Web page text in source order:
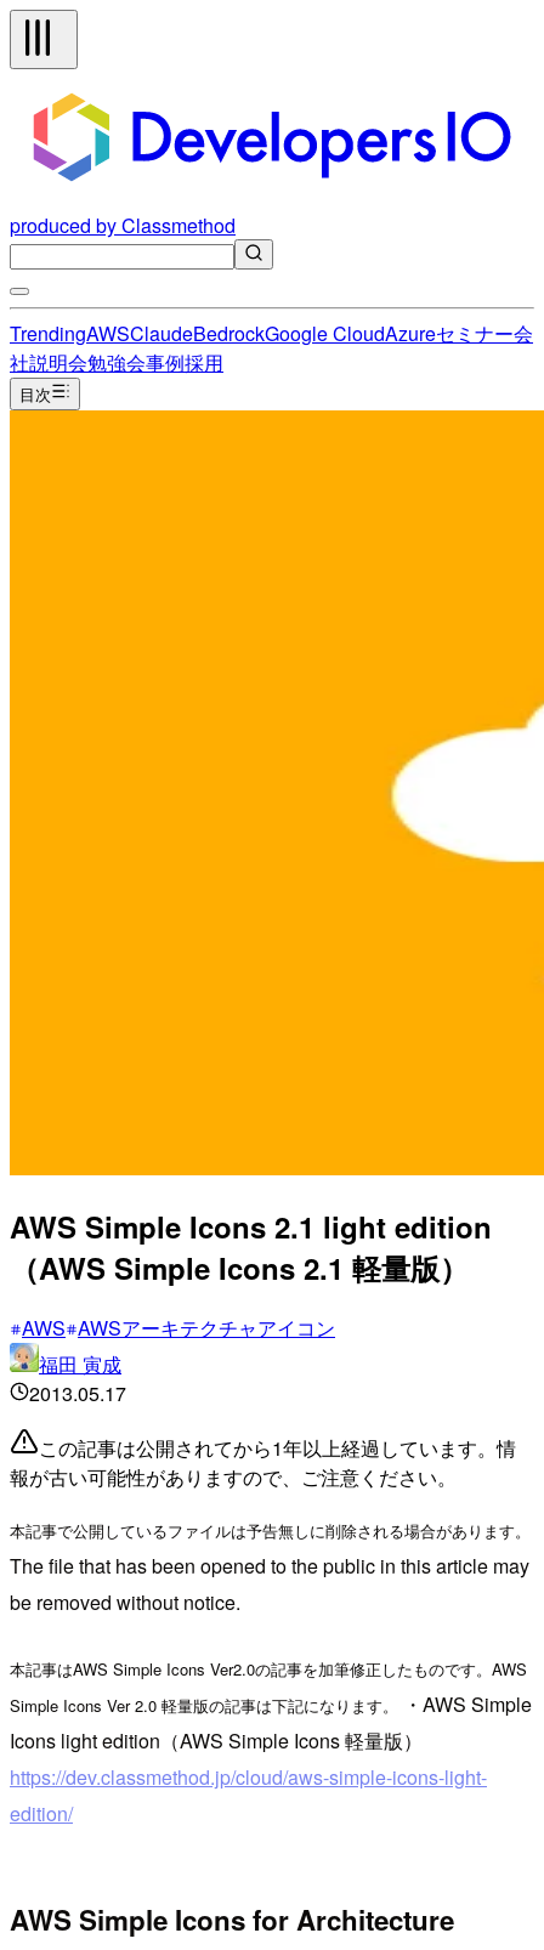
produced by Classmethod
TrendingAWSClaudeBedrockGoogle CloudAzureセミナー会
社説明会勉強会事例採用
目次
AWS Simple Icons 2.1 light edition
（AWS Simple Icons 2.1 軽量版）
AWS AWSアーキテクチャアイコン
福田 寅成
2013.05.17
この記事は公開されてから1年以上経過しています。情
報が古い可能性がありますので、ご注意ください。
本記事で公開しているファイルは予告無しに削除される場合があります。
The file that has been opened to the public in this article may
be removed without notice.
本記事はAWS Simple Icons Ver2.0の記事を加筆修正したものです。AWS
Simple Icons Ver 2.0 軽量版の記事は下記になります。
・AWS Simple
Icons light edition（AWS Simple Icons 軽量版）
https://dev.classmethod.jp/cloud/aws-simple-icons-light-
edition/
AWS Simple Icons for Architecture